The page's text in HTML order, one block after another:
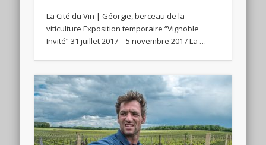
La Cité du Vin | Géorgie, berceau de la
viticulture Exposition temporaire “Vignoble
Invité” 31 juillet 2017 – 5 novembre 2017 La …